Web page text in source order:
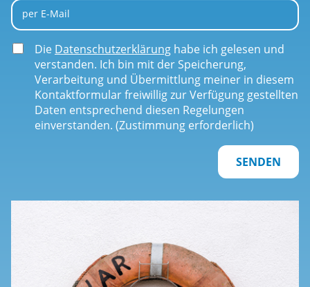
per E-Mail
Die Datenschutzerklärung habe ich gelesen und
verstanden. Ich bin mit der Speicherung,
Verarbeitung und Übermittlung meiner in diesem
Kontaktformular freiwillig zur Verfügung gestellten
Daten entsprechend diesen Regelungen
einverstanden. (Zustimmung erforderlich)